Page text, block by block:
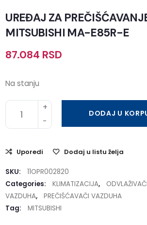
UREĐAJ ZA
MITSUBISHI MA-E85R-E
87.084 RSD
Na stanju
DODAJ U
Uporedi Dodaj u listu želja
SKU:
11OPR002820
Categories:
KLIMATIZACIJA,
VAZDUHA,
PREČIŠĆAVAČI VAZDUHA
Tag:
MITSUBISHI